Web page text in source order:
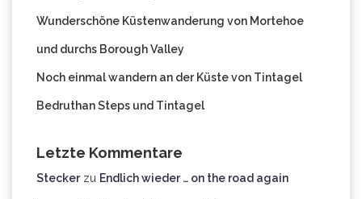
Wunderschöne Küstenwanderung von Mortehoe
und durchs Borough Valley
Noch einmal wandern an der Küste von Tintagel
Bedruthan Steps und Tintagel
Letzte Kommentare
Steckerzu Endlich wieder … on the road again